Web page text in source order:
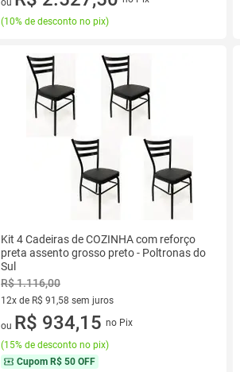
ou
(10% de desconto no pix)
Kit 4 Cadeiras de COZINHA com reforço
preta assento grosso preto - Poltronas do
Sul
R$ 1.116,00
12x de R$ 91,58 sem juros
12 vez de R$ 91,58 sem juros
ou R$ 934,15 no Pix
(15% de desconto no pix)
Cupom R$ 50 OFF